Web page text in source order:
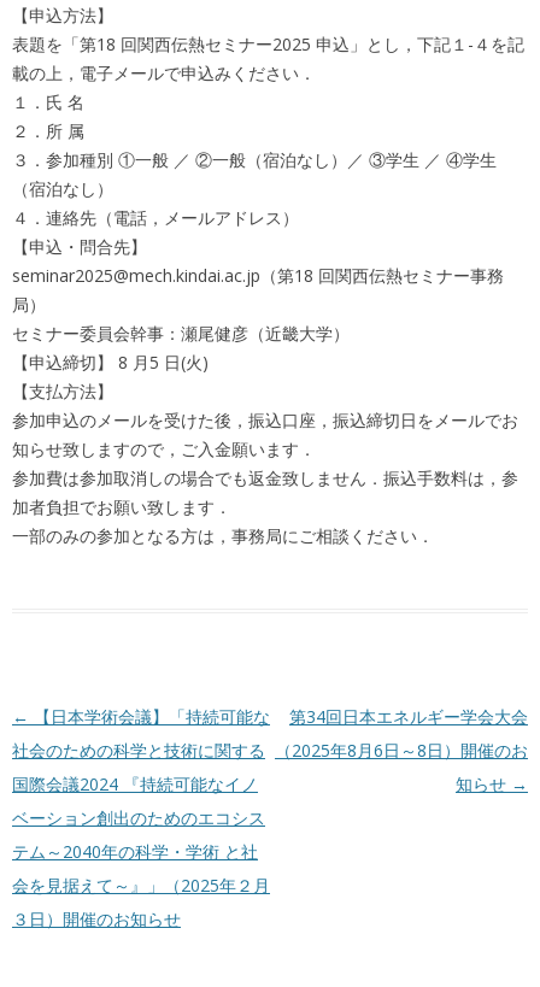
【申込方法】
表題を「第18 回関西伝熱セミナー2025 申込」とし，下記１-４を記
載の上，電子メールで申込みください．
１．氏 名
２．所 属
３．参加種別 ①一般 ／ ②一般（宿泊なし）／ ③学生 ／ ④学生
（宿泊なし）
４．連絡先（電話，メールアドレス）
【申込・問合先】
seminar2025@mech.kindai.ac.jp（第18 回関西伝熱セミナー事務
局）
セミナー委員会幹事：瀬尾健彦（近畿大学）
【申込締切】 8 月5 日(火)
【支払方法】
参加申込のメールを受けた後，振込口座，振込締切日をメールでお
知らせ致しますので，ご入金願います．
参加費は参加取消しの場合でも返金致しません．振込手数料は，参
加者負担でお願い致します．
一部のみの参加となる方は，事務局にご相談ください．
投稿ナビゲーション
←
【日本学術会議】「持続可能な
社会のための科学と技術に関する
国際会議2024 『持続可能なイノ
ベーション創出のためのエコシス
テム～2040年の科学・学術 と社
会を見据えて～』」（2025年２月
３日）開催のお知らせ
第34回日本エネルギー学会大会
（2025年8月6日～8日）開催のお
知らせ →